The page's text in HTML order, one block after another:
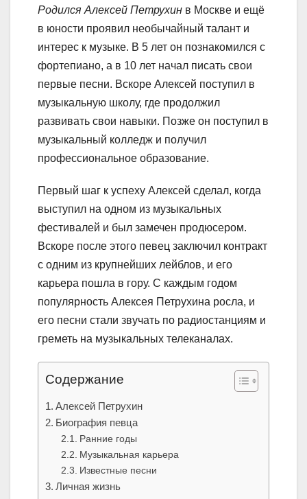
Родился Алексей Петрухин в Москве и ещё
в юности проявил необычайный талант и
интерес к музыке. В 5 лет он познакомился с
фортепиано, а в 10 лет начал писать свои
первые песни. Вскоре Алексей поступил в
музыкальную школу, где продолжил
развивать свои навыки. Позже он поступил в
музыкальный колледж и получил
профессиональное образование.
Первый шаг к успеху Алексей сделал, когда
выступил на одном из музыкальных
фестивалей и был замечен продюсером.
Вскоре после этого певец заключил контракт
с одним из крупнейших лейблов, и его
карьера пошла в гору. С каждым годом
популярность Алексея Петрухина росла, и
его песни стали звучать по радиостанциям и
греметь на музыкальных телеканалах.
Содержание
Алексей Петрухин
Биография певца
Ранние годы
Музыкальная карьера
Известные песни
Личная жизнь